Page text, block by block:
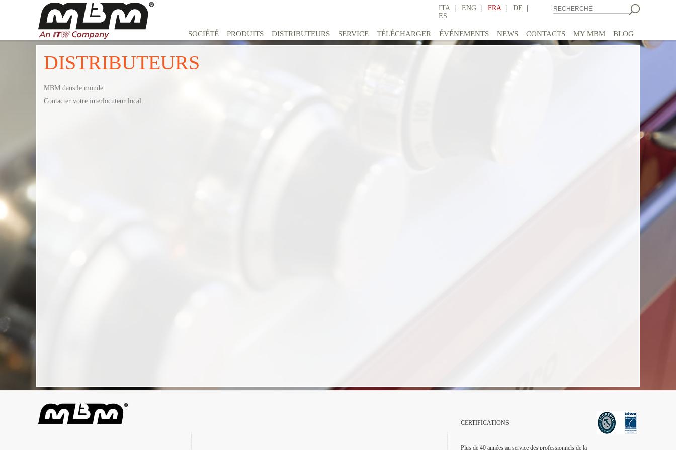
ITA | ENG | FRA | DE |
ES
SOCIÉTÉ PRODUITS DISTRIBUTEURS SERVICE TÉLÉCHARGER ÉVÉNEMENTS NEWS CONTACTS MY MBM BLOG
DISTRIBUTEURS
MBM dans le monde.
Contacter votre interlocuteur local.
CERTIFICATIONS
Plus de 40 années au service des professionnels de la